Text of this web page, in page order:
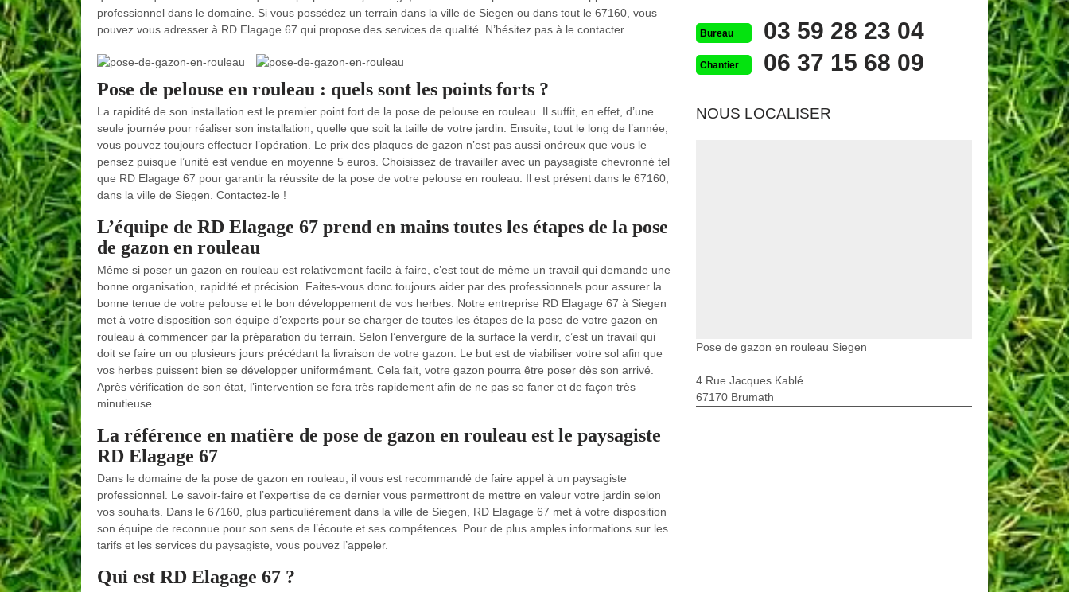
professionnel dans le domaine. Si vous possédez un terrain dans la ville de Siegen ou dans tout le 67160, vous
pouvez vous adresser à RD Elagage 67 qui propose des services de qualité. N’hésitez pas à le contacter.
Pose de pelouse en rouleau : quels sont les points forts ?
La rapidité de son installation est le premier point fort de la pose de pelouse en rouleau. Il suffit, en effet, d’une
seule journée pour réaliser son installation, quelle que soit la taille de votre jardin. Ensuite, tout le long de l’année,
vous pouvez toujours effectuer l’opération. Le prix des plaques de gazon n’est pas aussi onéreux que vous le
pensez puisque l’unité est vendue en moyenne 5 euros. Choisissez de travailler avec un paysagiste chevronné tel
que RD Elagage 67 pour garantir la réussite de la pose de votre pelouse en rouleau. Il est présent dans le 67160,
dans la ville de Siegen. Contactez-le !
L’équipe de RD Elagage 67 prend en mains toutes les étapes de la pose
de gazon en rouleau
Même si poser un gazon en rouleau est relativement facile à faire, c’est tout de même un travail qui demande une
bonne organisation, rapidité et précision. Faites-vous donc toujours aider par des professionnels pour assurer la
bonne tenue de votre pelouse et le bon développement de vos herbes. Notre entreprise RD Elagage 67 à Siegen
met à votre disposition son équipe d’experts pour se charger de toutes les étapes de la pose de votre gazon en
rouleau à commencer par la préparation du terrain. Selon l’envergure de la surface la verdir, c’est un travail qui
doit se faire un ou plusieurs jours précédant la livraison de votre gazon. Le but est de viabiliser votre sol afin que
vos herbes puissent bien se développer uniformément. Cela fait, votre gazon pourra être poser dès son arrivé.
Après vérification de son état, l’intervention se fera très rapidement afin de ne pas se faner et de façon très
minutieuse.
La référence en matière de pose de gazon en rouleau est le paysagiste
RD Elagage 67
Dans le domaine de la pose de gazon en rouleau, il vous est recommandé de faire appel à un paysagiste
professionnel. Le savoir-faire et l’expertise de ce dernier vous permettront de mettre en valeur votre jardin selon
vos souhaits. Dans le 67160, plus particulièrement dans la ville de Siegen, RD Elagage 67 met à votre disposition
son équipe de reconnue pour son sens de l’écoute et ses compétences. Pour de plus amples informations sur les
tarifs et les services du paysagiste, vous pouvez l’appeler.
Qui est RD Elagage 67 ?
Bureau 03 59 28 23 04
Chantier 06 37 15 68 09
NOUS LOCALISER
Pose de gazon en rouleau Siegen
4 Rue Jacques Kablé
67170 Brumath